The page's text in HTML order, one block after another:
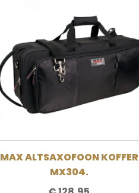
MAX ALTSAXOFOON KOFFER
MX304.